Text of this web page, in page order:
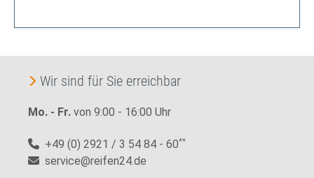
Wir sind für Sie erreichbar
Mo. - Fr. von 9:00 - 16:00 Uhr
+49 (0) 2921 / 3 54 84 - 60**
service@reifen24.de